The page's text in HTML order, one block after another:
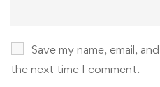
Save my name, email,
the next time I comment.